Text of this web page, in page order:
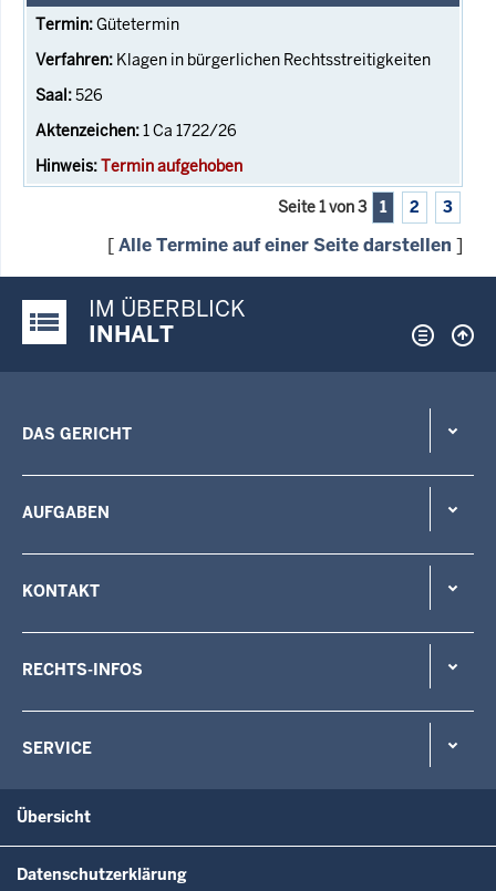
Gütetermin
Klagen in bürgerlichen Rechtsstreitigkeiten
526
1 Ca 1722/26
Termin aufgehoben
Seite 1 von 3 1 2 3
[Alle Termine auf einer Seite darstellen ]
Justiz-Portal im Überblick:
IM ÜBERBLICK
INHALT
DAS GERICHT
AUFGABEN
KONTAKT
RECHTS-INFOS
SERVICE
Übersicht
Datenschutzerklärung